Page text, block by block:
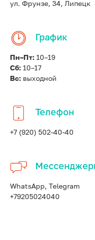
ул. Фрунзе, 34, Липецк
График
Пн–Пт: 10–19
Сб: 10–17
Вс: выходной
Телефон
+7 (920) 502-40-40
WhatsApp, Telegram
+79205024040